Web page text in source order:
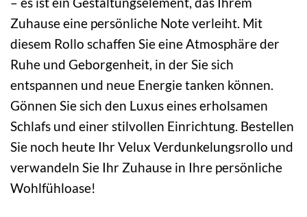
Zuhause eine persönliche Note verleiht. Mit
diesem Rollo schaffen Sie eine Atmosphäre der
Ruhe und Geborgenheit, in der Sie sich
entspannen und neue Energie tanken können.
Gönnen Sie sich den Luxus eines erholsamen
Schlafs und einer stilvollen Einrichtung. Bestellen
Sie noch heute Ihr Velux Verdunkelungsrollo und
verwandeln Sie Ihr Zuhause in Ihre persönliche
Wohlfühloase!